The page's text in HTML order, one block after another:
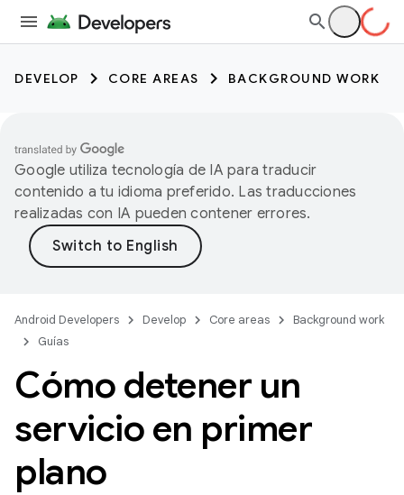
DEVELOP CORE AREAS BACKGROUND WORK
Google utiliza tecnología de IA para traducir
contenido a tu idioma preferido. Las traducciones
realizadas con IA pueden contener errores.
Android Developers Develop Core areas
Background work
Guías
Cómo detener un
servicio en primer
plano